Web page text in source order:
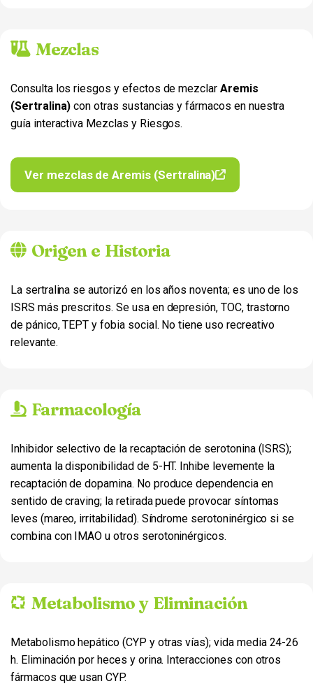
Mezclas
Consulta los riesgos y efectos de mezclar Aremis
(Sertralina) con otras sustancias y fármacos en nuestra
guía interactiva Mezclas y Riesgos.
Ver mezclas de Aremis (Sertralina)
Origen e Historia
La sertralina se autorizó en los años noventa; es uno de los
ISRS más prescritos. Se usa en depresión, TOC, trastorno
de pánico, TEPT y fobia social. No tiene uso recreativo
relevante.
Farmacología
Inhibidor selectivo de la recaptación de serotonina (ISRS);
aumenta la disponibilidad de 5-HT. Inhibe levemente la
recaptación de dopamina. No produce dependencia en
sentido de craving; la retirada puede provocar síntomas
leves (mareo, irritabilidad). Síndrome serotoninérgico si se
combina con IMAO u otros serotoninérgicos.
Metabolismo y Eliminación
Metabolismo hepático (CYP y otras vías); vida media 24-26
h. Eliminación por heces y orina. Interacciones con otros
fármacos que usan CYP.